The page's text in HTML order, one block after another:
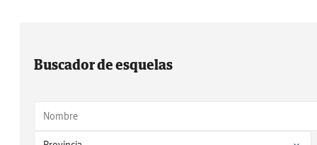
Buscador de esquelas